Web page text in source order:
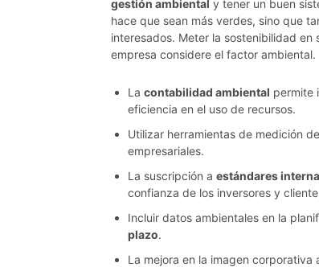
gestión ambiental y tener un buen
hace que sean más verdes, sino que
interesados. Meter la sostenibilidad
empresa considere el factor ambiental.
La contabilidad ambiental permite
eficiencia en el uso de recursos.
Utilizar herramientas de medición de
empresariales.
La suscripción a estándares
confianza de los inversores y
Incluir datos ambientales en la
plazo.
La mejora en la imagen